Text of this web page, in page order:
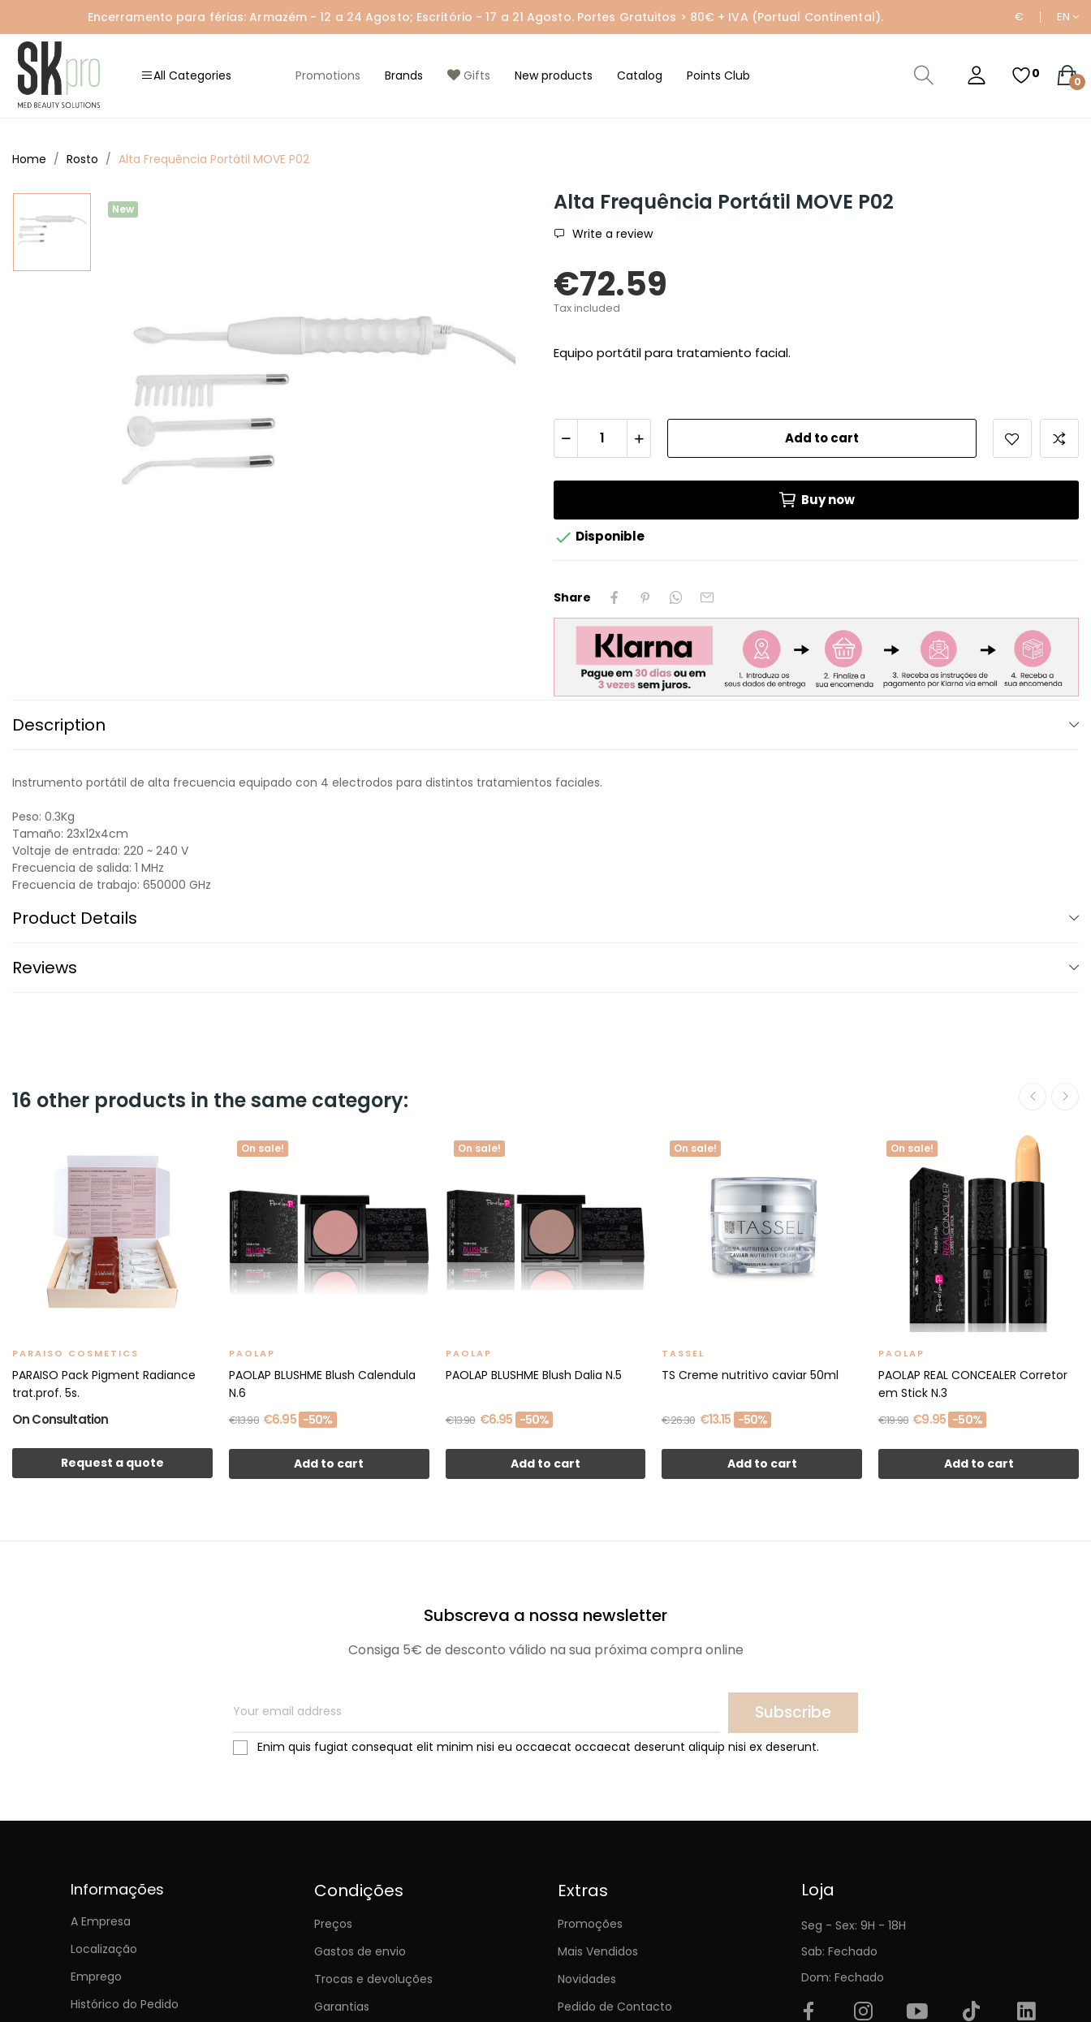
Encerramento para férias: Armazém - 12 a 24 Agosto; Escritório - 17 a 21 Agosto. Portes Gratuitos > 80€ + IVA (Portual Continental). € EN
All Categories Promotions Brands Gifts New products Catalog Points Club 0
0
Home Rosto Alta Frequência Portátil MOVE P02
New Alta Frequência Portátil MOVE P02
Write a review
€72.59
Tax included
Equipo portátil para tratamiento facial.
Add to cart
Buy now
 Disponible
Share
Description
Instrumento portátil de alta frecuencia equipado con 4 electrodos para distintos tratamientos faciales.
Peso: 0.3Kg
Tamaño: 23x12x4cm
Voltaje de entrada: 220 ~ 240 V
Frecuencia de salida: 1 MHz
Frecuencia de trabajo: 650000 GHz
Product Details
Reviews
16 other products in the same category:
PARAISO COSMETICS
PARAISO Pack Pigment Radiance
trat.prof. 5s.
On Consultation
Request a quote
On sale!
PAOLAP
PAOLAP BLUSHME Blush Calendula
N.6
€13.90 €6.95 -50%
Add to cart
On sale!
PAOLAP
PAOLAP BLUSHME Blush Dalia N.5
€13.90 €6.95 -50%
Add to cart
On sale!
TASSEL
TS Creme nutritivo caviar 50ml
€26.30 €13.15 -50%
Add to cart
On sale!
PAOLAP
PAOLAP REAL CONCEALER Corretor
em Stick N.3
€19.90 €9.95 -50%
Add to cart
Subscreva a nossa newsletter
Consiga 5€ de desconto válido na sua próxima compra online
Subscribe
Enim quis fugiat consequat elit minim nisi eu occaecat occaecat deserunt aliquip nisi ex deserunt.
Informações
A Empresa
Localização
Emprego
Histórico do Pedido
Condições
Preços
Gastos de envio
Trocas e devoluções
Garantias
Extras
Promoções
Mais Vendidos
Novidades
Pedido de Contacto
Loja
Seg - Sex: 9H - 18H
Sab: Fechado
Dom: Fechado